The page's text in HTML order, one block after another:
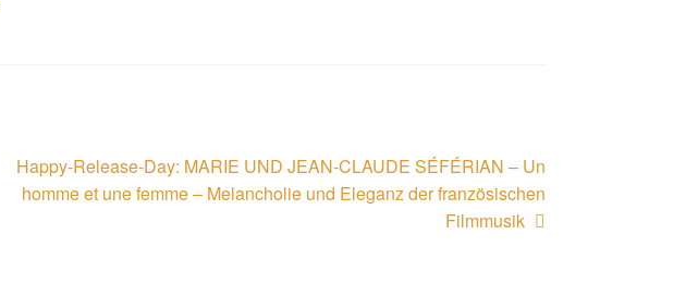
Nächster
Beitrag:
Happy-Release-Day: MARIE UND JEAN-CLAUDE SÉFÉRIAN – Un
homme et une femme – Melancholie und Eleganz der französischen
Filmmusik